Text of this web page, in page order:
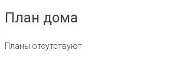
План дома
Планы отсутствуют